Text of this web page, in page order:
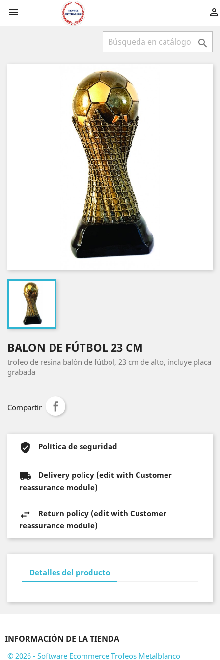
 

BALON DE FÚTBOL 23 CM
trofeo de resina balón de fútbol, 23 cm de alto, incluye placa
grabada
Compartir
Política de seguridad
Delivery policy (edit with Customer
reassurance module)
Return policy (edit with Customer
reassurance module)
Detalles del producto
INFORMACIÓN DE LA TIENDA
© 2026 - Software Ecommerce Trofeos Metalblanco